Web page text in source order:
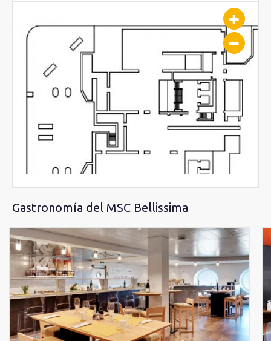
Gastronomía del MSC Bellissima